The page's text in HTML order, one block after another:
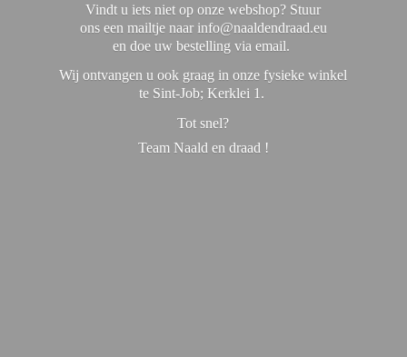
Vindt u iets niet op onze webshop? Stuur
ons een mailtje naar info@naaldendraad.eu
en doe uw bestelling via email.
Wij ontvangen u ook graag in onze fysieke winkel
te Sint-Job; Kerklei 1.
Tot snel?
Team Naald en draad !